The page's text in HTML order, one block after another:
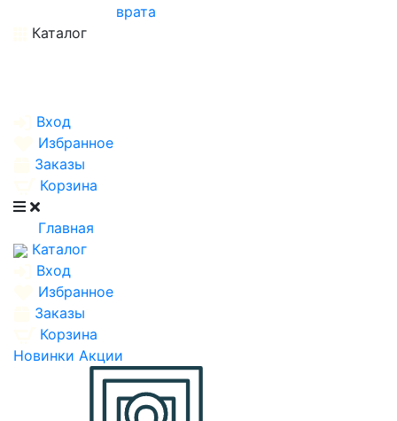
врата
Каталог
Вход
Избранное
Заказы
Корзина
Главная
Каталог
Вход
Избранное
Заказы
Корзина
Новинки Акции